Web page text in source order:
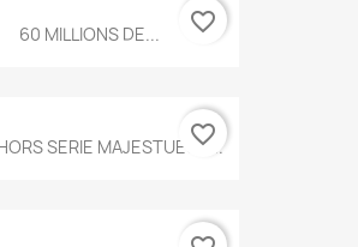
60 MILLIONS DE... favorite_border
SERIE MAJESTUEUX...
favorite_border